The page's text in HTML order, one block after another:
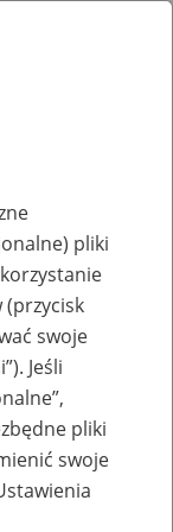
pracy
pliki
(przycisk
swoje
Jeśli
pliki
swoje